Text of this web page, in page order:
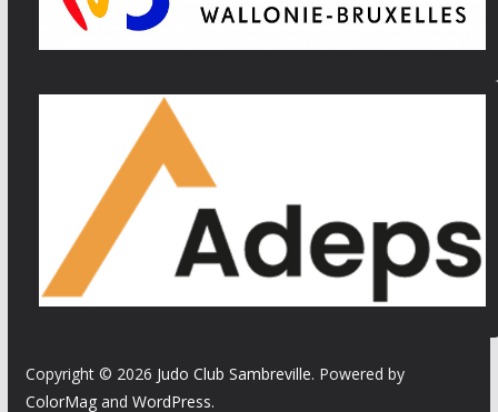
Copyright © 2026 Judo Club Sambreville. Powered by
ColorMagand WordPress.